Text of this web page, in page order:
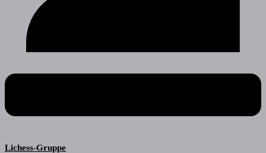
Lichess-Gruppe